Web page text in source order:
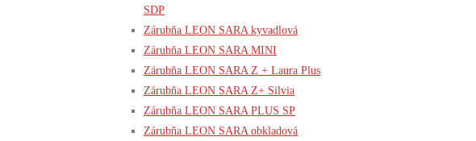
SDP
Zárubňa LEON SARA kyvadlová
Zárubňa LEON SARA MINI
Zárubňa LEON SARA Z + Laura Plus
Zárubňa LEON SARA Z+ Silvia
Zárubňa LEON SARA PLUS SP
Zárubňa LEON SARA obkladová